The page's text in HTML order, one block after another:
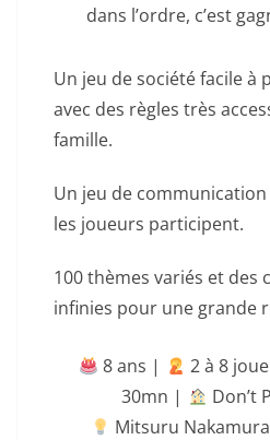
dans l’ordre, c’est
Un jeu de société facile à
avec des règles très
famille.
Un jeu de
les joueurs participent.
100 thèmes variés et des
infinies pour une grande
8 ans | 2 à 8
30mn |
Don’t
Mitsuru